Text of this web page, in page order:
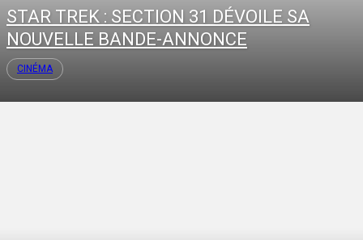
STAR TREK : SECTION 31 DÉVOILE SA
NOUVELLE BANDE-ANNONCE
CINÉMA